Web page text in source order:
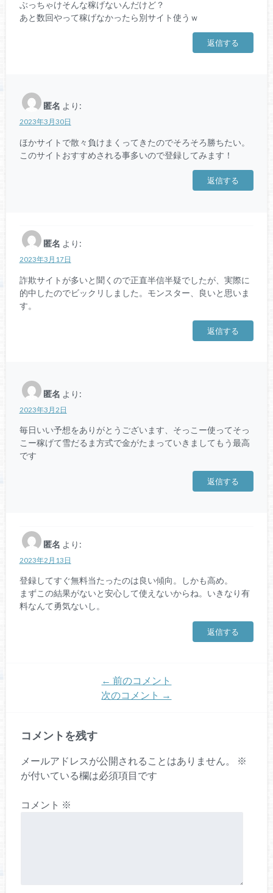
ぶっちゃけそんな稼げないんだけど？
あと数回やって稼げなかったら別サイト使うｗ
返信する
匿名 より:
2023年3月30日
ほかサイトで散々負けまくってきたのでそろそろ勝ちたい。
このサイトおすすめされる事多いので登録してみます！
返信する
匿名 より:
2023年3月17日
詐欺サイトが多いと聞くので正直半信半疑でしたが、実際に
的中したのでビックリしました。モンスター、良いと思いま
す。
返信する
匿名 より:
2023年3月2日
毎日いい予想をありがとうございます、そっこー使ってそっ
こー稼げて雪だるま方式で金がたまっていきましてもう最高
です
返信する
匿名 より:
2023年2月13日
登録してすぐ無料当たったのは良い傾向。しかも高め。
まずこの結果がないと安心して使えないからね。いきなり有
料なんて勇気ないし。
返信する
← 前のコメント
次のコメント →
コメントを残す
メールアドレスが公開されることはありません。
※
が付いている欄は必須項目です
コメント ※